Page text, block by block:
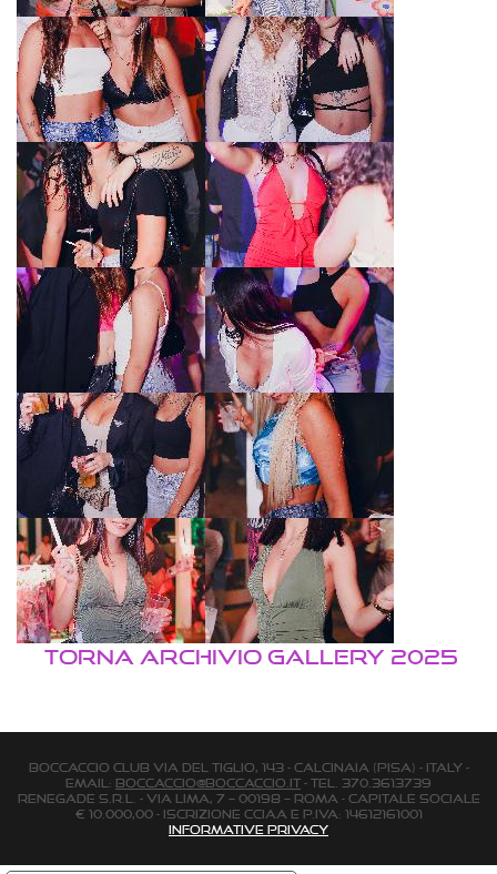
TORNA ARCHIVIO GALLERY 2025
BOCCACCIO CLUB via Del Tiglio, 143 - Calcinaia (Pisa) - Italy -
email: boccaccio@boccaccio.it - Tel. 370.3613739
Renegade s.r.l. - Via Lima, 7 – 00198 – Roma - Capitale Sociale
€ 10.000,00 - Iscrizione Cciaa e P.Iva: 14612161001
Informative Privacy